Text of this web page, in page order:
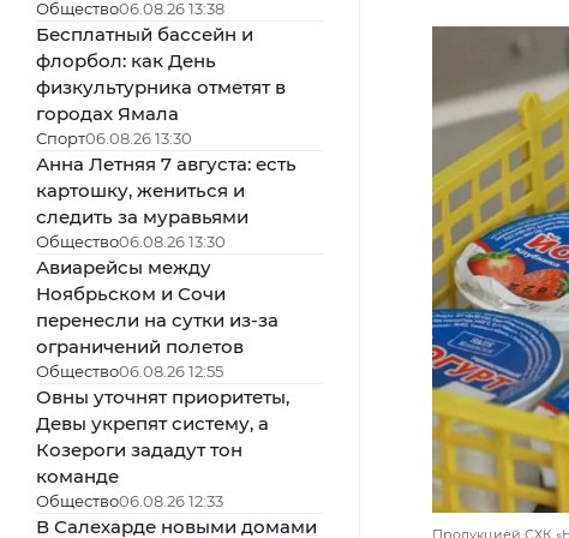
Общество06.08.26 13:38
Бесплатный бассейн и
флорбол: как День
физкультурника отметят в
городах Ямала
Спорт06.08.26 13:30
Анна Летняя 7 августа: есть
картошку, жениться и
следить за муравьями
Общество06.08.26 13:30
Авиарейсы между
Ноябрьском и Сочи
перенесли на сутки из-за
ограничений полетов
Общество06.08.26 12:55
Овны уточнят приоритеты,
Девы укрепят систему, а
Козероги зададут тон
команде
Общество06.08.26 12:33
В Салехарде новыми домами Продукцией СХК